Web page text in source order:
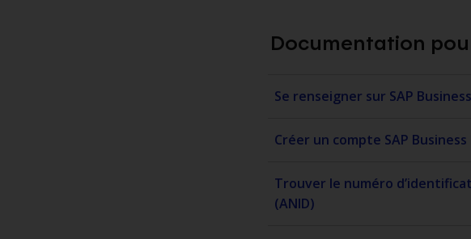
Documentation
Se renseigner sur SAP
Créer un compte SAP
Trouver le numéro
(ANID)